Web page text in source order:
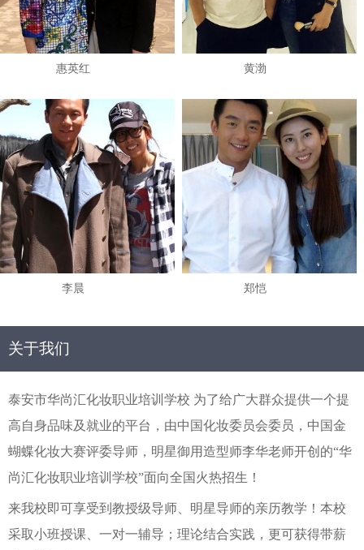
惠英红 黄渤
李晨 郑恺
关于我们
泰安市华尚汇化妆职业培训学校 为了给广大群众提供一个提
高自身品味及就业的平台，由中国化妆委员会委员，中国金
蝴蝶化妆大赛评委导师，明星御用造型师李华老师开创的“华
尚汇化妆职业培训学校”面向全国火热招生！
来我校即可享受到教授级导师、明星导师的亲历教学！本校
采取小班授课、一对一辅导；理论结合实践，更可获得带薪